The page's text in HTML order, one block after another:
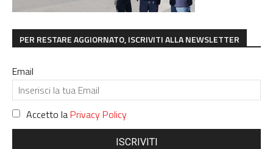
PER RESTARE AGGIORNATO, ISCRIVITI ALLA NEWSLETTER
Email
Accetto la Privacy Policy
ISCRIVITI